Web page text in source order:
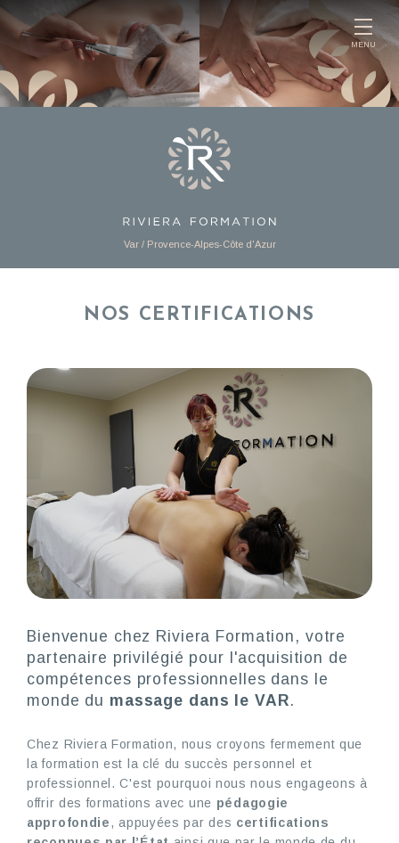
MENU
Var / Provence-Alpes-Côte d'Azur
NOS CERTIFICATIONS
Bienvenue chez Riviera Formation, votre
partenaire privilégié pour l'acquisition de
compétences professionnelles dans le
monde du massage dans le VAR.
Chez Riviera Formation, nous croyons fermement que
la formation est la clé du succès personnel et
professionnel. C'est pourquoi nous nous engageons à
offrir des formations avec une pédagogie
approfondie, appuyées par des certifications
Panneau de gestion des cookies